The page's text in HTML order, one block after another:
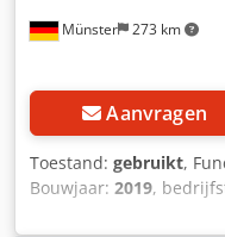
Münster 273 km
Aanvragen
Toestand: gebruikt,
Bouwjaar: 2019,